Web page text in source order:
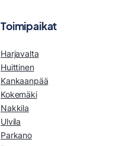
Toimipaikat
Harjavalta
Huittinen
Kankaanpää
Kokemäki
Nakkila
Ulvila
Parkano